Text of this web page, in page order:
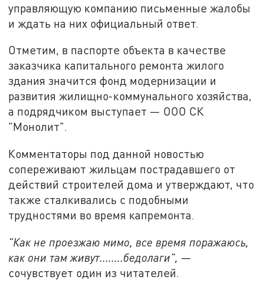
управляющую компанию письменные жалобы
и ждать на них официальный ответ.
Отметим, в паспорте объекта в качестве
заказчика капитального ремонта жилого
здания значится фонд модернизации и
развития жилищно-коммунального хозяйства,
а подрядчиком выступает — ООО СК
"Монолит".
Комментаторы под данной новостью
сопереживают жильцам пострадавшего от
действий строителей дома и утверждают, что
также сталкивались с подобными
трудностями во время капремонта.
"Как не проезжаю мимо, все время поражаюсь,
как они там живут........бедолаги", —
сочувствует один из читателей.